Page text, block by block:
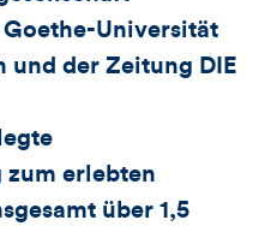
Universität
und der Zeitung DIE
zum erlebten
über 1,5